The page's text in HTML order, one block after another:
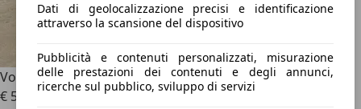
Dati di geolocalizzazione precisi e identificazione
attraverso la scansione del dispositivo
Pubblicità e contenuti personalizzati, misurazione
delle prestazioni dei contenuti e degli annunci,
ricerche sul pubblico, sviluppo di servizi
Volkswagen Polo5p 1.2 tdi Trendline
€ 5.300